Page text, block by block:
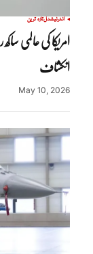
انٹرنیشنلتازہ ترین
امریکا کی عالمی
انکشاف
May 10, 2026